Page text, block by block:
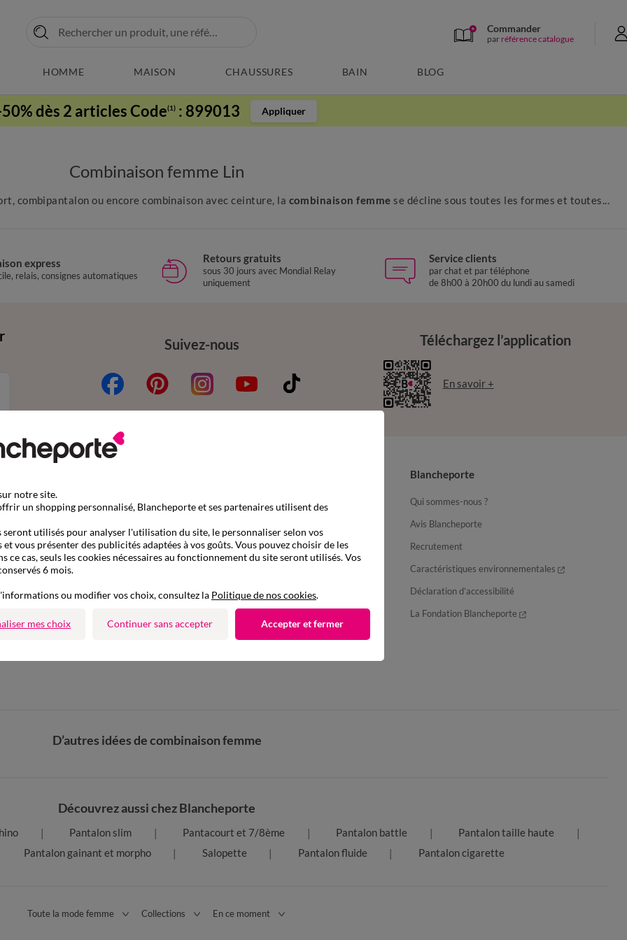
Commander
par référence catalogue
HOMME MAISON CHAUSSURES BAIN BLOG
dès 2 articles Code(1) : 899013 Appliquer
Combinaison femme Lin
combipantalon ou encore combinaison avec ceinture, la combinaison femme se décline sous toutes les formes et toutes...
express
relais, consignes automatiques
Retours gratuits
sous 30 jours avec Mondial Relay
uniquement
Service clients
par chat et par téléphone
de 8h00 à 20h00 du lundi au samedi
Suivez-nous Téléchargez l’application
En savoir +
par référence catalogue
gratuits en Point Relais®
Etoiles
Contactez-nous
Le blog Blancheporte
Blancheporte
Qui sommes-nous ?
Avis Blancheporte
Recrutement
Caractéristiques environnementales
Déclaration d’accessibilité
La Fondation Blancheporte
D’autres idées de combinaison femme
Découvrez aussi chez Blancheporte
Pantalon slim Pantacourt et 7/8ème Pantalon battle
Pantalon taille haute
Pantalon gainant et morpho Salopette Pantalon fluide Pantalon cigarette
Toute la mode femme Collections En ce moment
notre site.
un shopping personnalisé, Blancheporte et ses partenaires utilisent des
seront utilisés pour analyser l'utilisation du site, le personnaliser selon vos
et vous présenter des publicités adaptées à vos goûts. Vous pouvez choisir de les
ce cas, seuls les cookies nécessaires au fonctionnement du site seront utilisés. Vos
6 mois.
ou modifier vos choix, consultez la Politique de nos cookies.
mes choix Continuer sans accepter Accepter et fermer